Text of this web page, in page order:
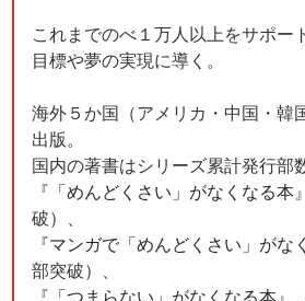
これまでのべ１万人以上をサポー
目標や夢の実現に導く。
海外５か国（アメリカ・中国・韓
出版。
国内の著書はシリーズ累計発行部
『 「めんどくさい」がなくなる本
破）、
『マンガで「めんどくさい」がな
部突破）、
『 「つまらない」がなくなる本』